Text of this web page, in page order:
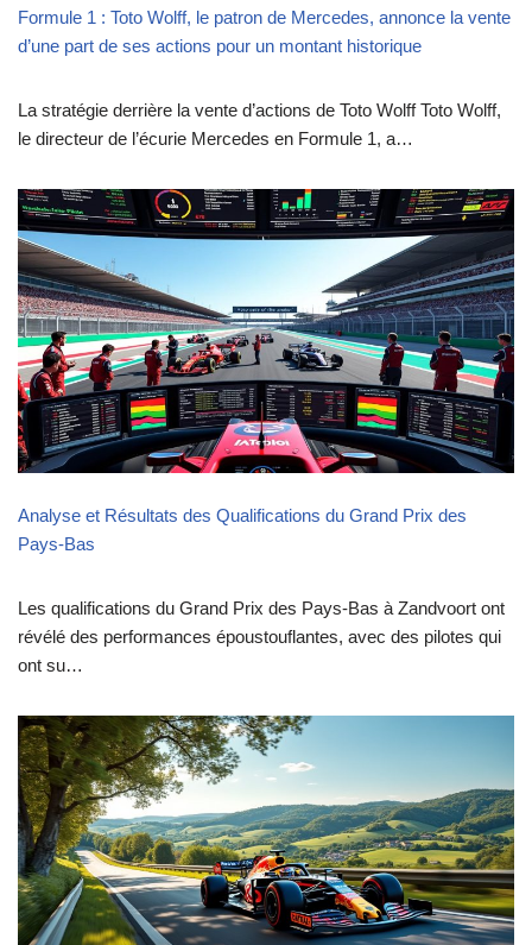
Formule 1 : Toto Wolff, le patron de Mercedes, annonce la vente
d’une part de ses actions pour un montant historique
La stratégie derrière la vente d’actions de Toto Wolff Toto Wolff,
le directeur de l’écurie Mercedes en Formule 1, a…
Analyse et Résultats des Qualifications du Grand Prix des
Pays-Bas
Les qualifications du Grand Prix des Pays-Bas à Zandvoort ont
révélé des performances époustouflantes, avec des pilotes qui
ont su…